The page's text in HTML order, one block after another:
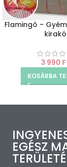
Flamingó –
kirakó
3 990
KOSÁRBA
EGÉSZ